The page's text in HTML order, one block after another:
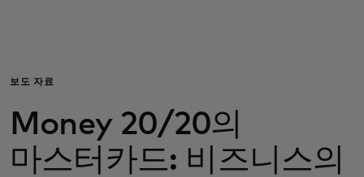
비즈니스 고객
모두를 위한 가치
보도 자료
Money 20/20의
마스터카드: 비즈니스의